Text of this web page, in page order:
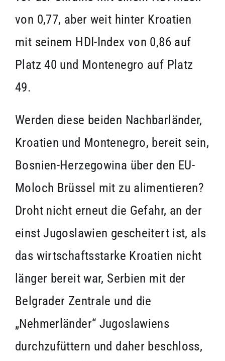
von 0,77, aber weit hinter Kroatien
mit seinem HDI-Index von 0,86 auf
Platz 40 und Montenegro auf Platz
49.
Werden diese beiden Nachbarländer,
Kroatien und Montenegro, bereit sein,
Bosnien-Herzegowina über den EU-
Moloch Brüssel mit zu alimentieren?
Droht nicht erneut die Gefahr, an der
einst Jugoslawien gescheitert ist, als
das wirtschaftsstarke Kroatien nicht
länger bereit war, Serbien mit der
Belgrader Zentrale und die
„Nehmerländer“ Jugoslawiens
durchzufüttern und daher beschloss,